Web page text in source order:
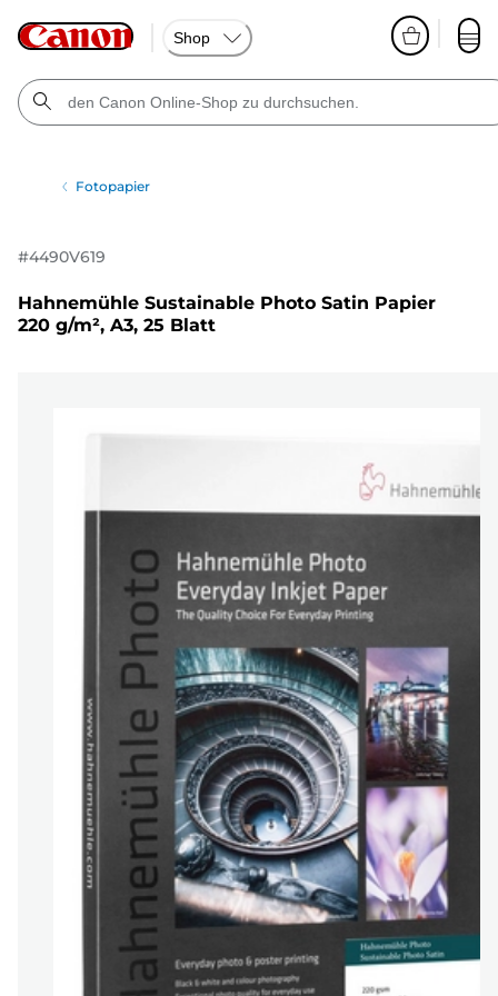
Shop
Fotopapier
#4490V619
Hahnemühle Sustainable Photo Satin Papier
220 g/m², A3, 25 Blatt